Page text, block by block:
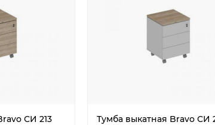
СИ 213
Тумба выкатная Bravo СИ